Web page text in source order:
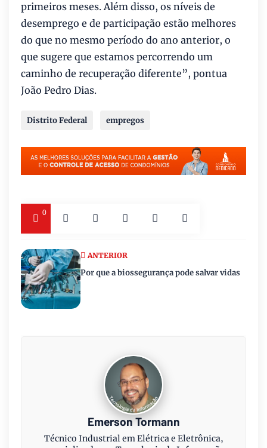
primeiros meses. Além disso, os níveis de
desemprego e de participação estão melhores
do que no mesmo período do ano anterior, o
que sugere que estamos percorrendo um
caminho de recuperação diferente”, pontua
João Pedro Dias.
Distrito Federal empregos
0
ANTERIOR
Por que a biossegurança pode salvar vidas
Emerson Tormann
Técnico Industrial em Elétrica e Eletrônica,